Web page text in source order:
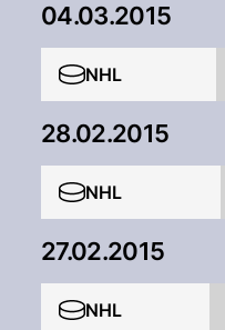
04.03.2015
NHL
28.02.2015
NHL
27.02.2015
NHL